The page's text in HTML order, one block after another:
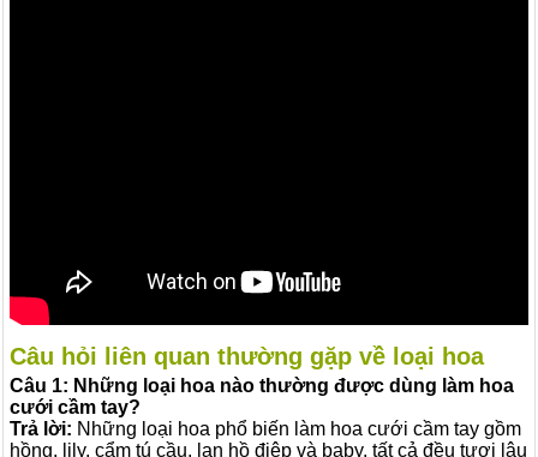
Câu hỏi liên quan thường gặp về loại hoa
Câu 1: Những loại hoa nào thường được dùng làm hoa
cưới cầm tay?
Trả lời: Những loại hoa phổ biến làm hoa cưới cầm tay gồm
hồng, lily, cẩm tú cầu, lan hồ điệp và baby, tất cả đều tươi lâu